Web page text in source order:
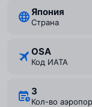
Япония
Страна
OSA
Код ИАТА
3
Кол-во